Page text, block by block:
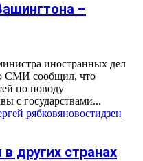
–
иностранных дел
СМИ сообщил, что
по поводу
с государствами...
рябковяновостидзен
других странах